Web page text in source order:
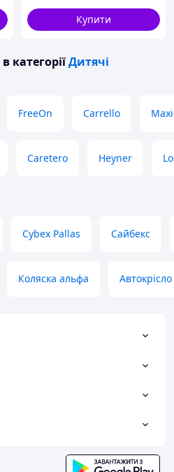
Купити
в категоріїДитячі
FreeOn Carrello
Caretero Heyner
Cybex Pallas Сайбекс
Коляска альфа